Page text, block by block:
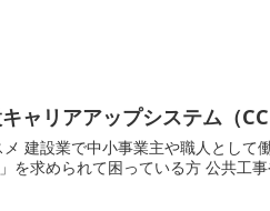
ャリアアップシステム（
リアア